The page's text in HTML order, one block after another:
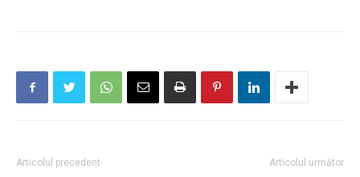
Articolul precedent Articolul următor